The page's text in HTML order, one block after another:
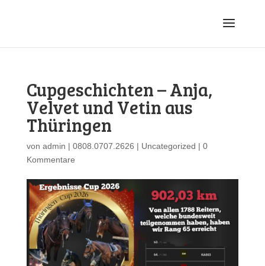
Cupgeschichten – Anja,
Velvet und Vetin aus
Thüringen
von admin | 0808.0707.2626 | Uncategorized | 0
Kommentare